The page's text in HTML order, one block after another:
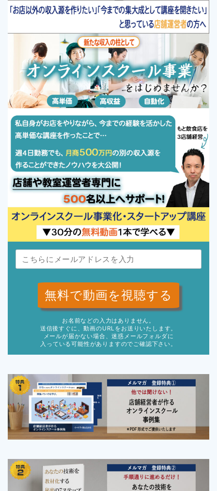
無料で動画を視聴する
お名前などの入力はありません。
送信後すぐに、動画のURLをお送りいたします。
メールが届かない場合、迷惑メールフォルダに
入っている可能性がありますのでご確認下さい。